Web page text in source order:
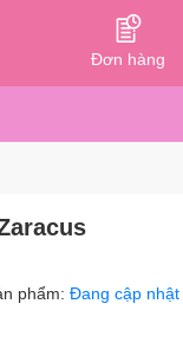
Đơn hàng
phẩm: Đang cập nhật